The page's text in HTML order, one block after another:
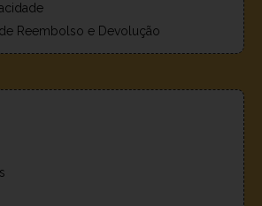
Reembolso e Devolução